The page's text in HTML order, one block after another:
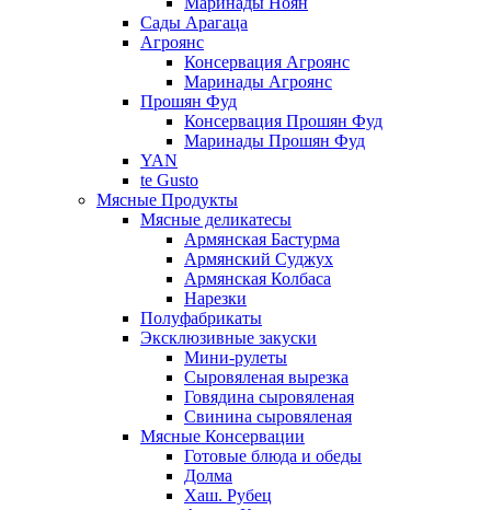
Сады Арагаца
Агроянс
Консервация Агроянс
Маринады Агроянс
Прошян Фуд
Консервация Прошян Фуд
Маринады Прошян Фуд
YAN
te Gusto
Мясные Продукты
Мясные деликатесы
Армянская Бастурма
Армянский Суджух
Армянская Колбаса
Нарезки
Полуфабрикаты
Эксклюзивные закуски
Мини-рулеты
Сыровяленая вырезка
Говядина сыровяленая
Свинина сыровяленая
Мясные Консервации
Готовые блюда и обеды
Долма
Хаш. Рубец